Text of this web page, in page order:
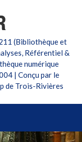
(Bibliothèque et
Référentiel &
numérique
| Conçu par le
de Trois-Rivières